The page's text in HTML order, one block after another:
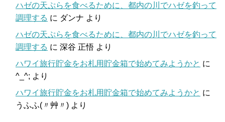
ハゼの天ぷらを食べるために、都内の川でハゼを釣って
調理する に ダンナ より
ハゼの天ぷらを食べるために、都内の川でハゼを釣って
調理する に 深谷 正悟 より
ハワイ旅行貯金をお札用貯金箱で始めてみようかと に
^_^; より
ハワイ旅行貯金をお札用貯金箱で始めてみようかと に
うふふ(〃艸〃) より